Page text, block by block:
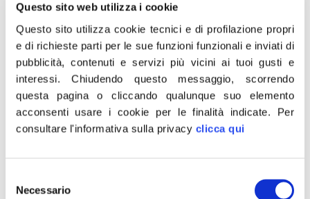
Questo sito web utilizza i cookie
Questo sito utilizza cookie tecnici e di profilazione propri
e di richieste parti per le sue funzioni funzionali e inviati di
pubblicità, contenuti e servizi più vicini ai tuoi gusti e
interessi.Chiudendo questo messaggio, scorrendo
questa pagina o cliccando qualunque suo elemento
acconsenti usare i cookie per le finalità indicate. Per
consultare l'informativa sulla privacy clicca qui
delNecessario
“Fratelli d’Italia non guarda con preoccupazione alla
proposta di federazione di Salvini. È un tentativo che
Lega e Forza Italia fanno per arginare lo strapotere del
d’Italia alla Camera, Francesco Lollobrigida. “Non è una